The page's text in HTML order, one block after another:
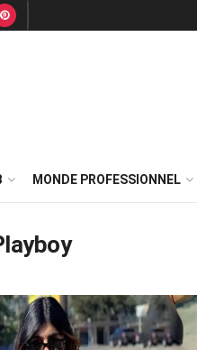
MONDE PROFESSIONNEL